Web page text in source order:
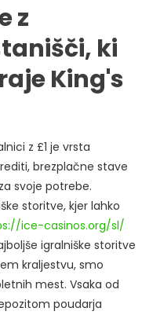
z
ki
King's
z £1 je vrsta
brezplačne stave
svoje potrebe.
storitve, kjer lahko
ice-casinos.org/sl/
igralniške storitve
kraljestvu, smo
mest. Vsaka od
poudarja